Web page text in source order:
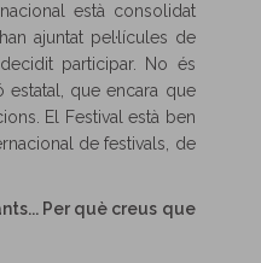
està consolidat
ajuntat pel·lícules de
participar. No és
estatal, que encara que
El Festival està ben
de festivals, de
Per què creus que